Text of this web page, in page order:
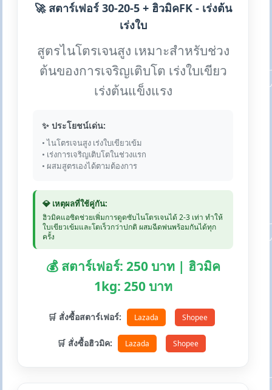
🚀 สตาร์เฟอร์ 30-20-5 + ฮิวมิคFK - เร่งต้น
เร่งใบ
สูตรไนโตรเจนสูง เหมาะสำหรับช่วง
ต้นของการเจริญเติบโต เร่งใบเขียว
เร่งต้นแข็งแรง
✨ ประโยชน์เด่น:
• ไนโตรเจนสูง เร่งใบเขียวเข้ม
• เร่งการเจริญเติบโตในช่วงแรก
• ผสมสูตรเองได้ตามต้องการ
💎 เหตุผลที่ใช้คู่กัน:
ฮิวมิคแอซิดช่วยเพิ่มการดูดซับไนโตรเจนได้ 2-3 เท่า ทำให้
ใบเขียวเข้มและโตเร็วกว่าปกติ ผสมฉีดพ่นพร้อมกันได้ทุก
ครั้ง
💰 สตาร์เฟอร์: 250 บาท | ฮิวมิค
1kg: 250 บาท
🛒 สั่งซื้อสตาร์เฟอร์: Lazada Shopee
🛒 สั่งซื้อฮิวมิค: Lazada Shopee